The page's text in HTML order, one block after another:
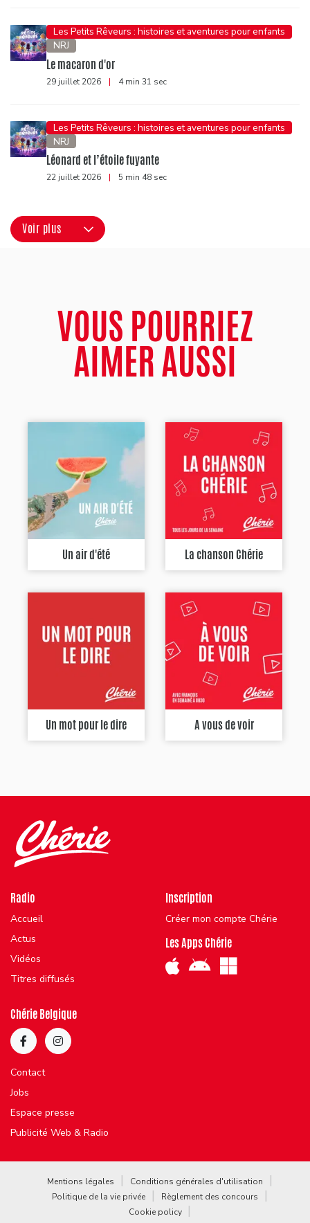
Les Petits Rêveurs : histoires et aventures pour enfants
NRJ
Le macaron d'or
29 juillet 2026 | 4 min 31 sec
Les Petits Rêveurs : histoires et aventures pour enfants
NRJ
Léonard et l’étoile fuyante
22 juillet 2026 | 5 min 48 sec
Voir plus
VOUS POURRIEZ
AIMER AUSSI
Un air d'été La chanson Chérie
Un mot pour le dire A vous de voir
Radio
Accueil
Actus
Vidéos
Titres diffusés
Inscription
Créer mon compte Chérie
Les Apps Chérie
Chérie Belgique
Contact
Jobs
Espace presse
Publicité Web & Radio
Mentions légales
Conditions générales d'utilisation
Politique de la vie privée
Règlement des concours
Cookie policy